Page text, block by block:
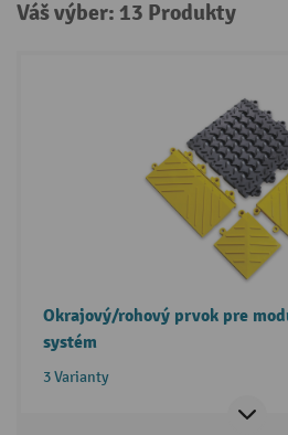
Váš výber: 13 Produkty
Okrajový/rohový prvok pre
systém
3 Varianty